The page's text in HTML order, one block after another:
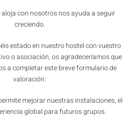
con nosotros nos ayuda a seguir
creciendo.
estado en nuestro hostel con vuestro
o asociación, os agradeceríamos que
a completar este breve formulario de
valoración:
mejorar nuestras instalaciones, el
global para futuros grupos.